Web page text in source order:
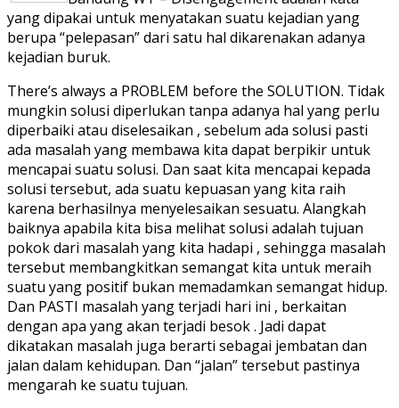
yang dipakai untuk menyatakan suatu kejadian yang
berupa “pelepasan” dari satu hal dikarenakan adanya
kejadian buruk.
There’s always a PROBLEM before the SOLUTION. Tidak
mungkin solusi diperlukan tanpa adanya hal yang perlu
diperbaiki atau diselesaikan , sebelum ada solusi pasti
ada masalah yang membawa kita dapat berpikir untuk
mencapai suatu solusi. Dan saat kita mencapai kepada
solusi tersebut, ada suatu kepuasan yang kita raih
karena berhasilnya menyelesaikan sesuatu. Alangkah
baiknya apabila kita bisa melihat solusi adalah tujuan
pokok dari masalah yang kita hadapi , sehingga masalah
tersebut membangkitkan semangat kita untuk meraih
suatu yang positif bukan memadamkan semangat hidup.
Dan PASTI masalah yang terjadi hari ini , berkaitan
dengan apa yang akan terjadi besok . Jadi dapat
dikatakan masalah juga berarti sebagai jembatan dan
jalan dalam kehidupan. Dan “jalan” tersebut pastinya
mengarah ke suatu tujuan.